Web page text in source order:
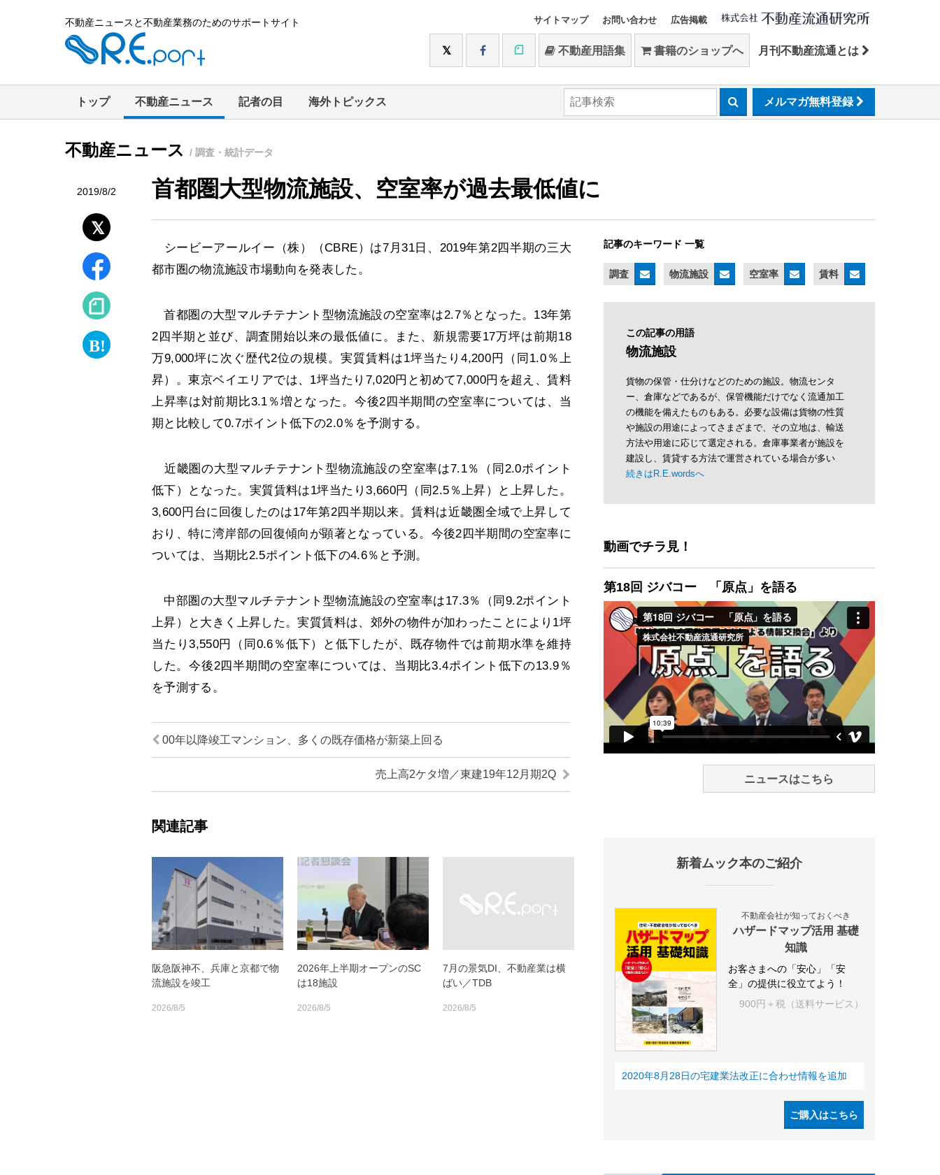
不動産ニュースと不動産業務のためのサポートサイト サイトマップ お問い合わせ 広告掲載
不動産用語集 書籍のショップへ 月刊不動産流通とは
トップ 不動産ニュース 記者の目 海外トピックス メルマガ無料登録
不動産ニュース / 調査・統計データ
2019/8/2 首都圏大型物流施設、空室率が過去最低値に
シービーアールイー（株）（CBRE）は7月31日、2019年第2四半期の三大
都市圏の物流施設市場動向を発表した。
首都圏の大型マルチテナント型物流施設の空室率は2.7％となった。13年第
2四半期と並び、調査開始以来の最低値に。また、新規需要17万坪は前期18
万9,000坪に次ぐ歴代2位の規模。実質賃料は1坪当たり4,200円（同1.0％上
昇）。東京ベイエリアでは、1坪当たり7,020円と初めて7,000円を超え、賃料
上昇率は対前期比3.1％増となった。今後2四半期間の空室率については、当
期と比較して0.7ポイント低下の2.0％を予測する。
近畿圏の大型マルチテナント型物流施設の空室率は7.1％（同2.0ポイント
低下）となった。実質賃料は1坪当たり3,660円（同2.5％上昇）と上昇した。
3,600円台に回復したのは17年第2四半期以来。賃料は近畿圏全域で上昇して
おり、特に湾岸部の回復傾向が顕著となっている。今後2四半期間の空室率に
ついては、当期比2.5ポイント低下の4.6％と予測。
中部圏の大型マルチテナント型物流施設の空室率は17.3％（同9.2ポイント
上昇）と大きく上昇した。実質賃料は、郊外の物件が加わったことにより1坪
当たり3,550円（同0.6％低下）と低下したが、既存物件では前期水準を維持
した。今後2四半期間の空室率については、当期比3.4ポイント低下の13.9％
を予測する。
00年以降竣工マンション、多くの既存価格が新築上回る
売上高2ケタ増／東建19年12月期2Q
関連記事
阪急阪神不、兵庫と京都で物
流施設を竣工
2026/8/5
2026年上半期オープンのSC
は18施設
2026/8/5
7月の景気DI、不動産業は横
ばい／TDB
2026/8/5
記事のキーワード 一覧
調査 物流施設 空室率 賃料
この記事の用語
物流施設
貨物の保管・仕分けなどのための施設。物流センタ
ー、倉庫などであるが、保管機能だけでなく流通加工
の機能を備えたものもある。必要な設備は貨物の性質
や施設の用途によってさまざまで、その立地は、輸送
方法や用途に応じて選定される。倉庫事業者が施設を
建設し、賃貸する方法で運営されている場合が多い
続きはR.E.wordsへ
動画でチラ見！
第18回 ジバコー 「原点」を語る
ニュースはこちら
新着ムック本のご紹介
不動産会社が知っておくべき
ハザードマップ活用 基礎
知識
お客さまへの「安心」「安
全」の提供に役立てよう！
900円＋税（送料サービス）
2020年8月28日の宅建業法改正に合わせ情報を追加
ご購入はこちら